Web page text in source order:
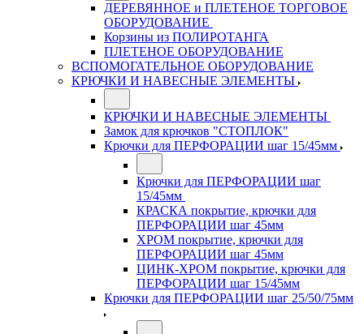
ДЕРЕВЯННОЕ и ПЛЕТЕНОЕ ТОРГОВОЕ
ОБОРУДОВАНИЕ
Корзины из ПОЛИРОТАНГА
ПЛЕТЕНОЕ ОБОРУДОВАНИЕ
ВСПОМОГАТЕЛЬНОЕ ОБОРУДОВАНИЕ
КРЮЧКИ И НАВЕСНЫЕ ЭЛЕМЕНТЫ
КРЮЧКИ И НАВЕСНЫЕ ЭЛЕМЕНТЫ
Замок для крючков "СТОПЛОК"
Крючки для ПЕРФОРАЦИИ шаг 15/45мм
Крючки для ПЕРФОРАЦИИ шаг
15/45мм
КРАСКА покрытие, крючки для
ПЕРФОРАЦИИ шаг 45мм
ХРОМ покрытие, крючки для
ПЕРФОРАЦИИ шаг 45мм
ЦИНК-ХРОМ покрытие, крючки для
ПЕРФОРАЦИИ шаг 15/45мм
Крючки для ПЕРФОРАЦИИ шаг 25/50/75мм